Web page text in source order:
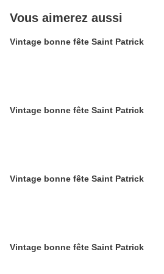
Vous aimerez aussi
Vintage bonne fête Saint Patrick
Vintage bonne fête Saint Patrick
Vintage bonne fête Saint Patrick
Vintage bonne fête Saint Patrick